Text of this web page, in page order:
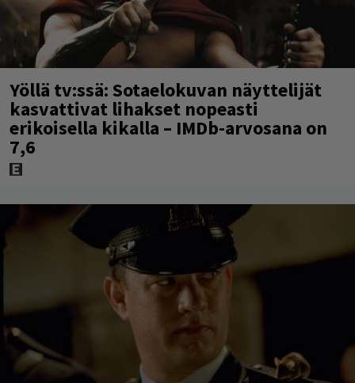
Yöllä tv:ssä: Sotaelokuvan näyttelijät
kasvattivat lihakset nopeasti
erikoisella kikalla – IMDb-arvosana on
7,6